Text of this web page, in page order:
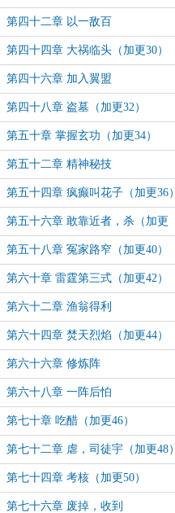
28）
第四十二章 以一敌百
第四十四章 大祸临头（加更30）
第四十六章 加入翼盟
第四十八章 盗墓（加更32）
第五十章 掌握玄功（加更34）
第五十二章 精神秘技
第五十四章 疯癫叫花子（加更36）
第五十六章 敢靠近者，杀（加更
38）
第五十八章 冤家路窄（加更40）
第六十章 雷霆第三式（加更42）
第六十二章 渔翁得利
第六十四章 焚天烈焰（加更44）
第六十六章 修炼阵
第六十八章 一阵后怕
第七十章 吃醋（加更46）
第七十二章 虐，司徒宇（加更48）
第七十四章 考核（加更50）
第七十六章 废掉，收到